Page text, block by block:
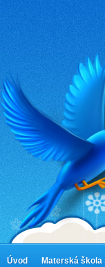
Úvod Materská škola